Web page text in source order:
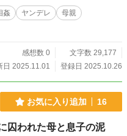
姦 ヤンデレ
母親
感想数 0
文字数 29,177
日 2025.11.01
登録日 2025.10.26
お気に入り追加 16
囚われた母と息子の泥